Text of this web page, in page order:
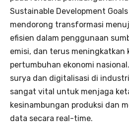
Sustainable Development Goals
mendorong transformasi
efisien dalam penggunaan
emisi, dan terus
pertumbuhan ekonomi
surya dan digitalisasi di
sangat vital untuk menjaga
kesinambungan produksi dan
data secara real-time.